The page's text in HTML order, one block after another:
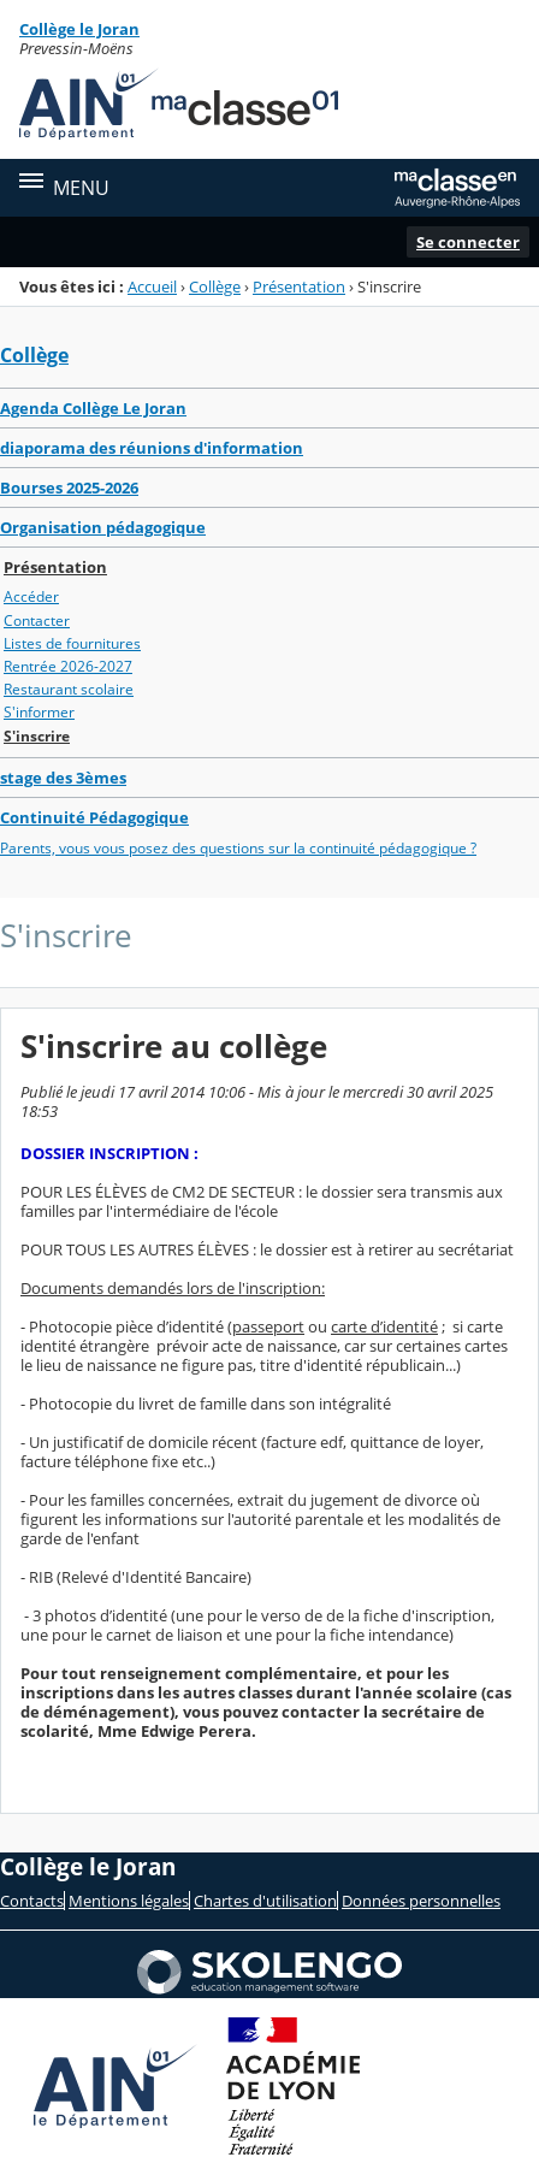
Menu de la rubrique
Contenu
Collège le Joran
Prevessin-Moëns
MENU
Se connecter
Vous êtes ici : Accueil›Collège› Présentation ›S'inscrire
Collège
Agenda Collège Le Joran
diaporama des réunions d'information
Bourses 2025-2026
Organisation pédagogique
Présentation
Accéder
Contacter
Listes de fournitures
Rentrée 2026-2027
Restaurant scolaire
S'informer
S'inscrire
stage des 3èmes
Continuité Pédagogique
Parents, vous vous posez des questions sur la continuité pédagogique ?
S'inscrire
S'inscrire au collège
Publié le jeudi 17 avril 2014 10:06 - Mis à jour le mercredi 30 avril 2025
18:53
DOSSIER INSCRIPTION :
POUR LES ÉLÈVES de CM2 DE SECTEUR : le dossier sera transmis aux
familles par l'intermédiaire de l'école
POUR TOUS LES AUTRES ÉLÈVES : le dossier est à retirer au secrétariat
Documents demandés lors de l'inscription:
- Photocopie pièce d’identité (passeportou carte d’identité; si carte
identité étrangère prévoir acte de naissance, car sur certaines cartes
le lieu de naissance ne figure pas, titre d'identité républicain...)
- Photocopie du livret de famille dans son intégralité
- Un justificatif de domicile récent (facture edf, quittance de loyer,
facture téléphone fixe etc..)
- Pour les familles concernées, extrait du jugement de divorce où
figurent les informations sur l'autorité parentale et les modalités de
garde de l'enfant
- RIB (Relevé d'Identité Bancaire)
- 3 photos d’identité (une pour le verso de de la fiche d'inscription,
une pour le carnet de liaison et une pour la fiche intendance)
Pour tout renseignement complémentaire, et pour les
inscriptions dans les autres classes durant l'année scolaire (cas
de déménagement), vous pouvez contacter la secrétaire de
scolarité, Mme Edwige Perera.
Collège le Joran
Contacts Mentions légales Chartes d'utilisation Données personnelles